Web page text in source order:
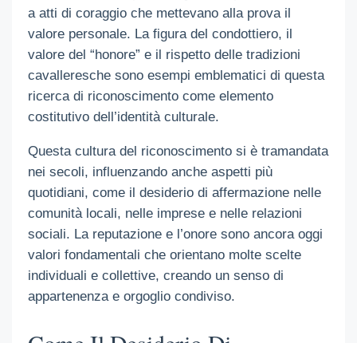
a atti di coraggio che mettevano alla prova il
valore personale. La figura del condottiero, il
valore del “honore” e il rispetto delle tradizioni
cavalleresche sono esempi emblematici di questa
ricerca di riconoscimento come elemento
costitutivo dell’identità culturale.
Questa cultura del riconoscimento si è tramandata
nei secoli, influenzando anche aspetti più
quotidiani, come il desiderio di affermazione nelle
comunità locali, nelle imprese e nelle relazioni
sociali. La reputazione e l’onore sono ancora oggi
valori fondamentali che orientano molte scelte
individuali e collettive, creando un senso di
appartenenza e orgoglio condiviso.